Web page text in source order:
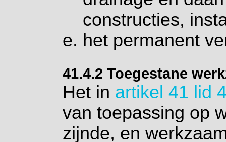
constructies,
het permanent
41.4.2 Toegestane
Het in artikel 41 lid
van toepassing op
zijnde, en